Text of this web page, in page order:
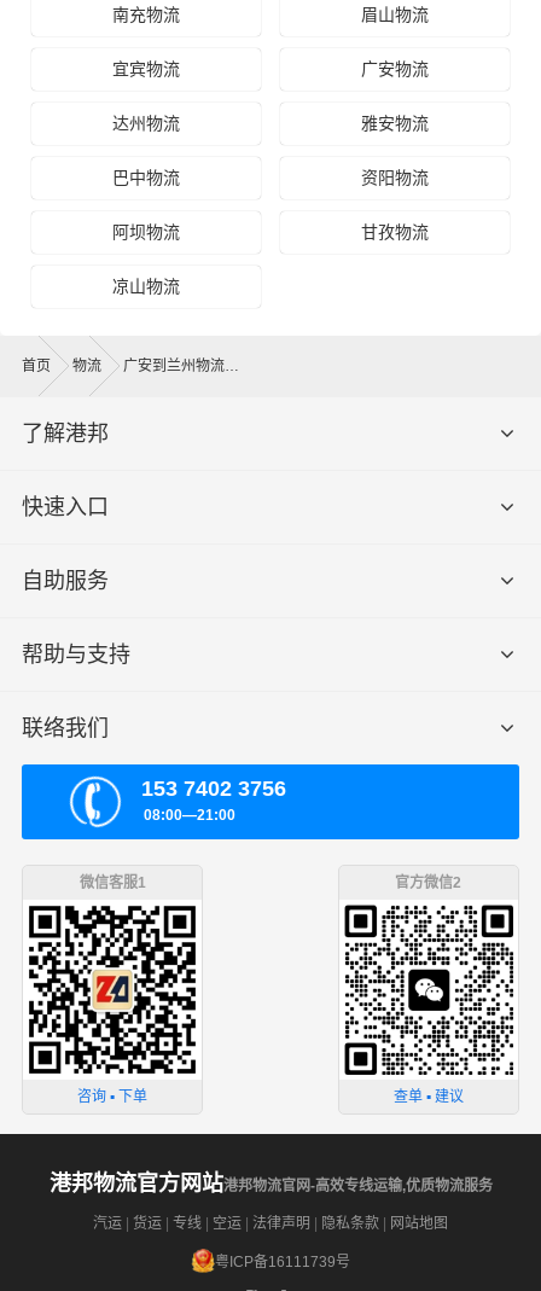
南充物流 眉山物流
宜宾物流 广安物流
达州物流 雅安物流
巴中物流 资阳物流
阿坝物流 甘孜物流
凉山物流
首页 物流 广安到兰州物流公司
了解港邦
快速入口
自助服务
帮助与支持
联络我们
153 7402 3756
08:00—21:00
微信客服1
咨询 ▪ 下单
官方微信2
查单 ▪ 建议
港邦物流官方网站港邦物流官网-高效专线运输,优质物流服务
汽运 | 货运 | 专线 | 空运 | 法律声明 | 隐私条款 | 网站地图
粤ICP备16111739号